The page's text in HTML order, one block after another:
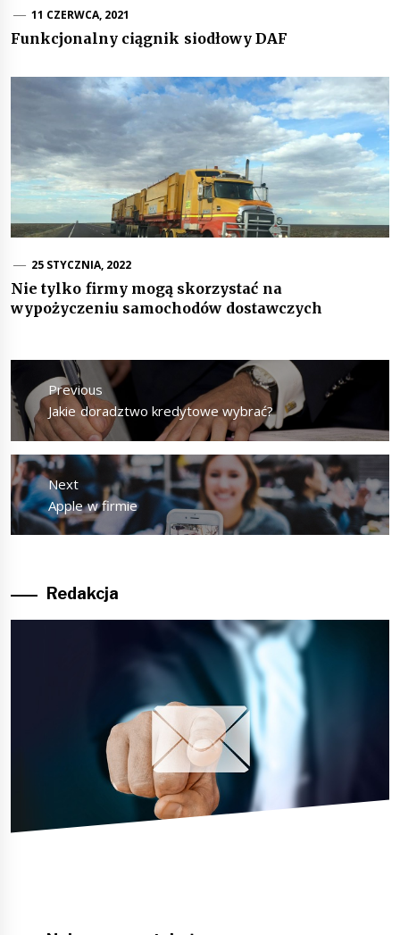
11 CZERWCA, 2021
Funkcjonalny ciągnik siodłowy DAF
25 STYCZNIA, 2022
Nie tylko firmy mogą skorzystać na
wypożyczeniu samochodów dostawczych
Nawigacja
wpisuPrevious
Previous
post:
Jakie doradztwo kredytowe wybrać?
Next
Next
post:
Apple w firmie
Redakcja